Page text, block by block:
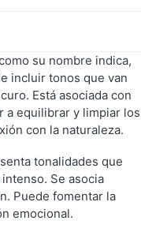
su nombre indica,
incluir tonos que van
Está asociada con
a equilibrar y limpiar los
con la naturaleza.
tonalidades que
Se asocia
Puede fomentar la
emocional.